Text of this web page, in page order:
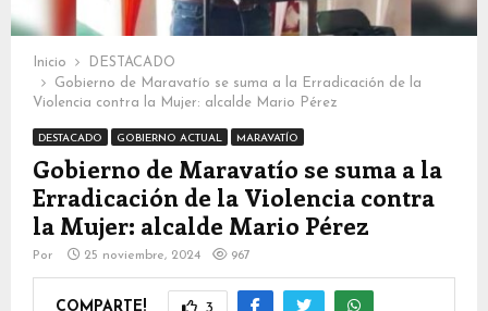
Inicio
DESTACADO
Gobierno de Maravatío se suma a la Erradicación de la
Violencia contra la Mujer: alcalde Mario Pérez
DESTACADO GOBIERNO ACTUAL MARAVATÍO
Gobierno de Maravatío se suma a la
Erradicación de la Violencia contra
la Mujer: alcalde Mario Pérez
Por 25 noviembre, 2024 967
COMPARTE!